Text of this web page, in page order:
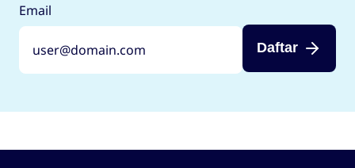
Email
Daftar